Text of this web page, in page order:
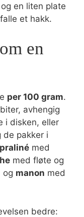
en liten plate
et hakk.
en
per 100 gram.
avhengig
i disken, eller
de pakker i
praliné med
med fløte og
og manon med
bedre: